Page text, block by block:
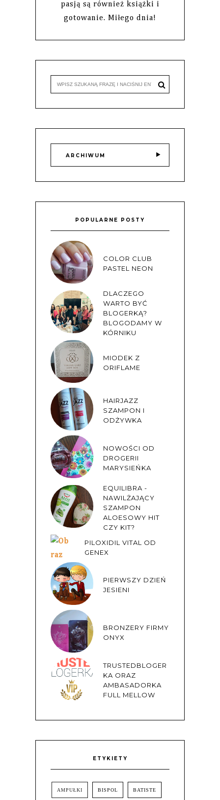
pasją są również książki i
gotowanie. Miłego dnia!
ARCHIWUM
POPULARNE POSTY
COLOR CLUB
PASTEL NEON
DLACZEGO
WARTO BYĆ
BLOGERKĄ?
BLOGODAMY W
KÓRNIKU
MIODEK Z
ORIFLAME
HAIRJAZZ
SZAMPON I
ODŻYWKA
NOWOŚCI OD
DROGERII
MARYSIEŃKA
EQUILIBRA -
NAWILŻAJĄCY
SZAMPON
ALOESOWY HIT
CZY KIT?
PILOXIDIL VITAL OD
GENEX
PIERWSZY DZIEŃ
JESIENI
BRONZERY FIRMY
ONYX
TRUSTEDBLOGER
KA ORAZ
AMBASADORKA
FULL MELLOW
ETYKIETY
AMPUŁKI BISPOL BATISTE